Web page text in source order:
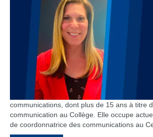
communications, dont plus de 15 ans à titre
communication au Collège. Elle occupe
de coordonnatrice des communications au